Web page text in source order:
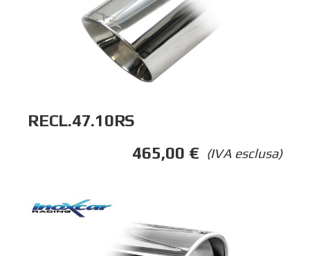
RECL.47.10RS
(IVA esclusa)
465,00 €